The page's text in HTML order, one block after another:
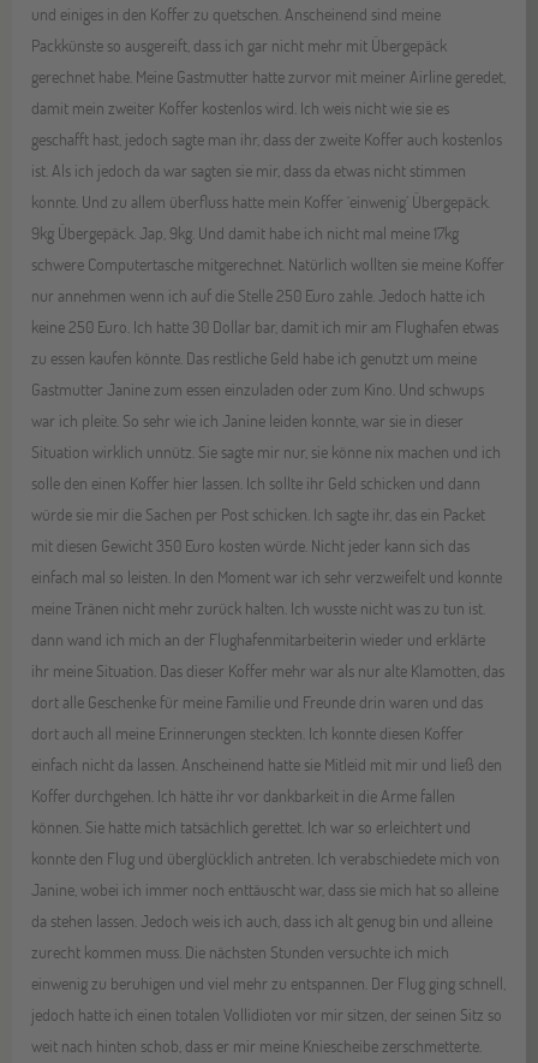
und einiges in den Koffer zu quetschen. Anscheinend sind meine
Packkünste so ausgereift, dass ich gar nicht mehr mit Übergepäck
gerechnet habe. Meine Gastmutter hatte zurvor mit meiner Airline geredet,
damit mein zweiter Koffer kostenlos wird. Ich weis nicht wie sie es
geschafft hast, jedoch sagte man ihr, dass der zweite Koffer auch kostenlos
ist. Als ich jedoch da war sagten sie mir, dass da etwas nicht stimmen
konnte. Und zu allem überfluss hatte mein Koffer ‘einwenig’ Übergepäck.
9kg Übergepäck. Jap, 9kg. Und damit habe ich nicht mal meine 17kg
schwere Computertasche mitgerechnet. Natürlich wollten sie meine Koffer
nur annehmen wenn ich auf die Stelle 250 Euro zahle. Jedoch hatte ich
keine 250 Euro. Ich hatte 30 Dollar bar, damit ich mir am Flughafen etwas
zu essen kaufen könnte. Das restliche Geld habe ich genutzt um meine
Gastmutter Janine zum essen einzuladen oder zum Kino. Und schwups
war ich pleite. So sehr wie ich Janine leiden konnte, war sie in dieser
Situation wirklich unnütz. Sie sagte mir nur, sie könne nix machen und ich
solle den einen Koffer hier lassen. Ich sollte ihr Geld schicken und dann
würde sie mir die Sachen per Post schicken. Ich sagte ihr, das ein Packet
mit diesen Gewicht 350 Euro kosten würde. Nicht jeder kann sich das
einfach mal so leisten. In den Moment war ich sehr verzweifelt und konnte
meine Tränen nicht mehr zurück halten. Ich wusste nicht was zu tun ist.
dann wand ich mich an der Flughafenmitarbeiterin wieder und erklärte
ihr meine Situation. Das dieser Koffer mehr war als nur alte Klamotten, das
dort alle Geschenke für meine Familie und Freunde drin waren und das
dort auch all meine Erinnerungen steckten. Ich konnte diesen Koffer
einfach nicht da lassen. Anscheinend hatte sie Mitleid mit mir und ließ den
Koffer durchgehen. Ich hätte ihr vor dankbarkeit in die Arme fallen
können. Sie hatte mich tatsächlich gerettet. Ich war so erleichtert und
konnte den Flug und überglücklich antreten. Ich verabschiedete mich von
Janine, wobei ich immer noch enttäuscht war, dass sie mich hat so alleine
da stehen lassen. Jedoch weis ich auch, dass ich alt genug bin und alleine
zurecht kommen muss. Die nächsten Stunden versuchte ich mich
einwenig zu beruhigen und viel mehr zu entspannen. Der Flug ging schnell,
jedoch hatte ich einen totalen Vollidioten vor mir sitzen, der seinen Sitz so
weit nach hinten schob, dass er mir meine Kniescheibe zerschmetterte.